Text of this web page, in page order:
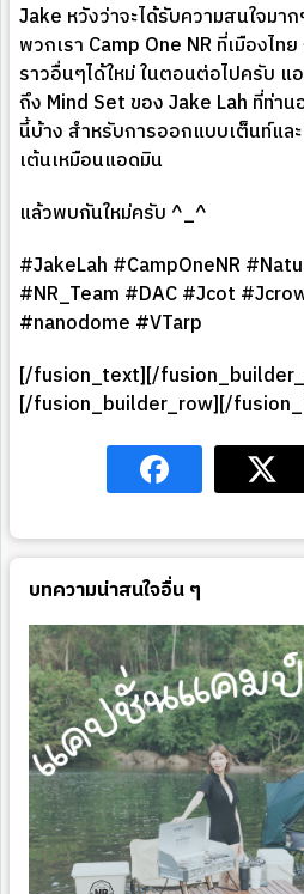
Jake หวังว่าจะได้รับความสนใจมา
พวกเรา Camp One NR ที่เมืองไท
ราวอื่นๆได้ใหม่ ในตอนต่อไปครับ แ
ถึง Mind Set ของ Jake Lah ที่ท่าน
นี้บ้าง สำหรับการออกแบบเต็นท์แล
เต้นเหมือนแอดมิน
แล้วพบกันใหม่ครับ ^_^
#JakeLah #CampOneNR
#NR_Team #DAC #Jcot
#nanodome #VTarp
[/fusion_text][/
[/fusion_builder_row][/
บทความน่าสนใจอื่น ๆ